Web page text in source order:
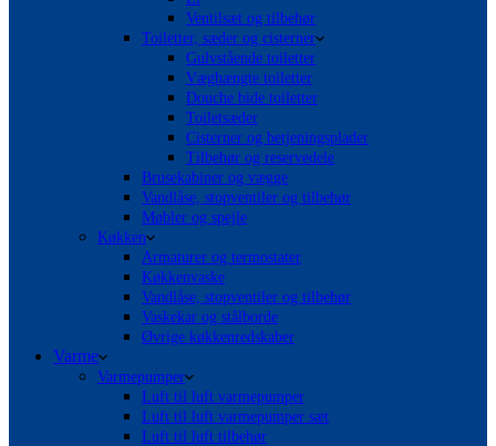
Ventilsæt og tilbehør
Toiletter, sæder og cisterner
Gulvstående toiletter
Væghængte toiletter
Douche bide toiletter
Toiletsæder
Cisterner og betjeningsplader
Tilbehør og reservedele
Brusekabiner og vægge
Vandlåse, stopventiler og tilbehør
Møbler og spejle
Køkken
Armaturer og termostater
Køkkenvaske
Vandlåse, stopventiler og tilbehør
Vaskekar og stålborde
Øvrige køkkenredskaber
Varme
Varmepumper
Luft til luft varmepumper
Luft til luft varmepumper sæt
Luft til luft tilbehør